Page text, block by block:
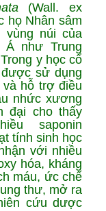
(Wall. ex
họ Nhân sâm
vùng núi của
như Trung
y học cổ
sử dụng
hỗ trợ điều
nhức xương
đại cho thấy
saponin
tính sinh học
với nhiều
hóa, kháng
máu, ức chế
thư, mở ra
cứu dược